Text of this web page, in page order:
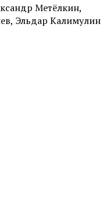
Метёлкин,
Эльдар Калимулин